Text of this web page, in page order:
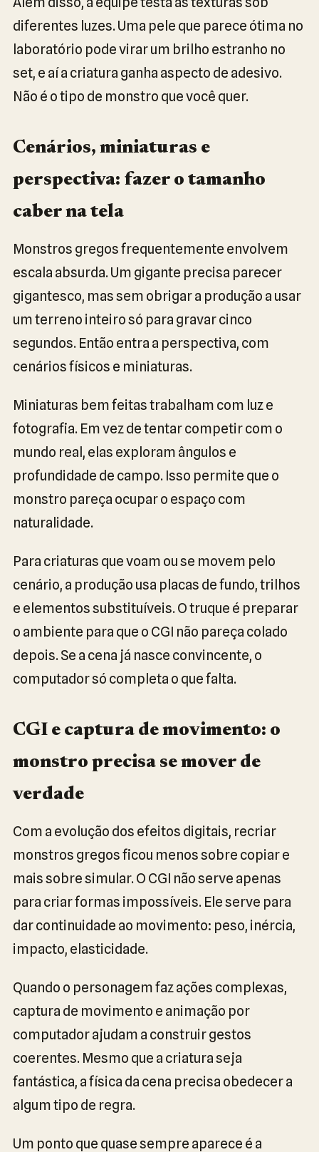
diferentes luzes. Uma pele que parece ótima no
laboratório pode virar um brilho estranho no
set, e aí a criatura ganha aspecto de adesivo.
Não é o tipo de monstro que você quer.
Cenários, miniaturas e
perspectiva: fazer o tamanho
caber na tela
Monstros gregos frequentemente envolvem
escala absurda. Um gigante precisa parecer
gigantesco, mas sem obrigar a produção a usar
um terreno inteiro só para gravar cinco
segundos. Então entra a perspectiva, com
cenários físicos e miniaturas.
Miniaturas bem feitas trabalham com luz e
fotografia. Em vez de tentar competir com o
mundo real, elas exploram ângulos e
profundidade de campo. Isso permite que o
monstro pareça ocupar o espaço com
naturalidade.
Para criaturas que voam ou se movem pelo
cenário, a produção usa placas de fundo, trilhos
e elementos substituíveis. O truque é preparar
o ambiente para que o CGI não pareça colado
depois. Se a cena já nasce convincente, o
computador só completa o que falta.
CGI e captura de movimento: o
monstro precisa se mover de
verdade
Com a evolução dos efeitos digitais, recriar
monstros gregos ficou menos sobre copiar e
mais sobre simular. O CGI não serve apenas
para criar formas impossíveis. Ele serve para
dar continuidade ao movimento: peso, inércia,
impacto, elasticidade.
Quando o personagem faz ações complexas,
captura de movimento e animação por
computador ajudam a construir gestos
coerentes. Mesmo que a criatura seja
fantástica, a física da cena precisa obedecer a
algum tipo de regra.
Um ponto que quase sempre aparece é a